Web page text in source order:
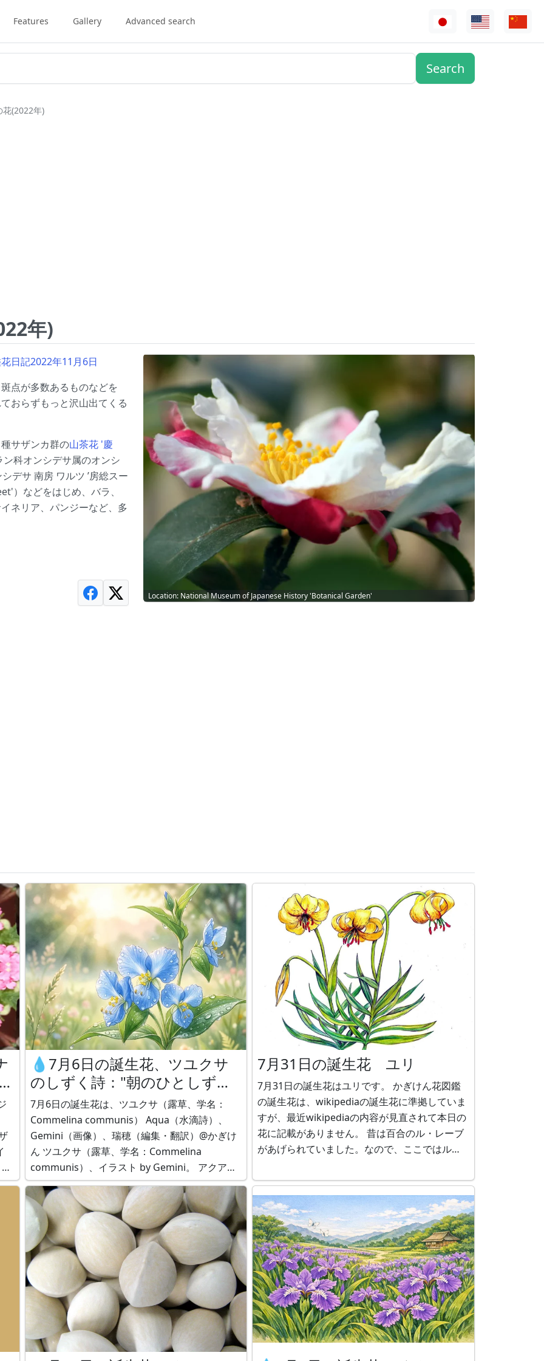
Features Gallery Advanced search
花(2022年)
年)
日記2022年11月6日
点が多数あるものなどを
おらずもっと沢山出てくる
サザンカ群の山茶花 '慶
ン科オンシデサ属のオンシ
デサ 南房 ワルツ ’房総スー
） などをはじめ、バラ、
ネリア、パンジーなど、多
Location: National Museum of Japanese History 'Botanical Garden'
💧7月6日の誕生花、ツユクサ
のしずく詩："朝のひとしずく"
by Aqua
7月6日の誕生花は、ツユクサ（露草、学名：
Commelina communis） Aqua（水滴詩）、
Gemini（画像）、瑞穂（編集・翻訳）@かぎけ
ん ツユクサ（露草、学名：Commelina
communis）、イラスト by Gemini。 アクア
（Aqua）は水の精霊です。 💧ツユクサのしず
く詩："朝のひとしずく" by Aqua 朝露をまとっ
た青い花が、 一日の始まり
7月31日の誕生花 ユリ
7月31日の誕生花はユリです。 かぎけん花図鑑
の誕生花は、wikipediaの誕生花に準拠していま
すが、最近wikipediaの内容が見直されて本日の
花に記載がありません。 昔は百合のル・レーブ
があげられていました。なので、ここではル・
ないので、ル・レーブに似たピンクの百合の花
を載せます。 ユリ ユリ（百合、学名：Lilium）
は、北半球原産でユリ属の